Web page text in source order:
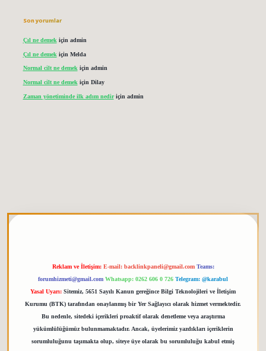
Son yorumlar
Çıl ne demek için admin
Çıl ne demek için Melda
Normal cilt ne demekiçin admin
Normal cilt ne demek için Dilay
Zaman yönetiminde ilk adım nediriçin admin
Reklam ve İletişim: E-mail: backlinkpaneli@gmail.com Teams:
forumhizmeti@gmail.com Whatsapp: 0262 606 0 726 Telegram: @karabul
Yasal Uyarı: Sitemiz, 5651 Sayılı Kanun gereğince Bilgi Teknolojileri ve İletişim
Kurumu (BTK) tarafından onaylanmış bir Yer Sağlayıcı olarak hizmet vermektedir.
Bu nedenle, sitedeki içerikleri proaktif olarak denetleme veya araştırma
yükümlülüğümüz bulunmamaktadır. Ancak, üyelerimiz yazdıkları içeriklerin
sorumluluğunu taşımakta olup, siteye üye olarak bu sorumluluğu kabul etmiş